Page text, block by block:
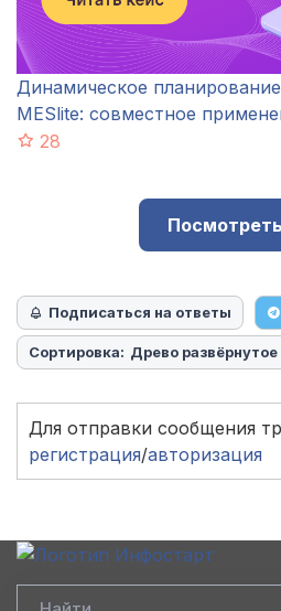
Динамическое
MESlite: совместное
28
Подписаться на ответы
Сортировка: Древо развёрнутое
Для отправки сообщения
регистрация/авторизация